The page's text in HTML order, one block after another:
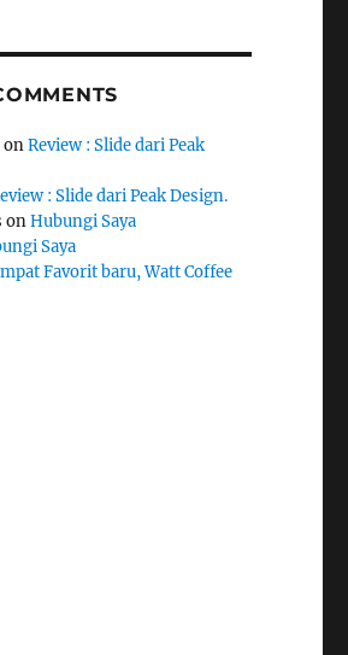
onReview : Slide dari Peak
: Slide dari Peak Design.
onHubungi Saya
Saya
Favorit baru, Watt Coffee